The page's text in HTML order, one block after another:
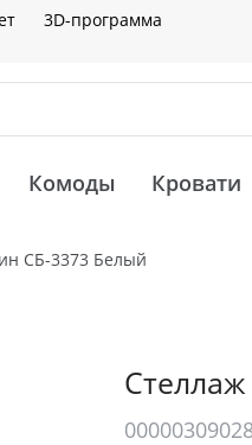
3D-программа
Комоды Кровати
СБ-3373 Белый